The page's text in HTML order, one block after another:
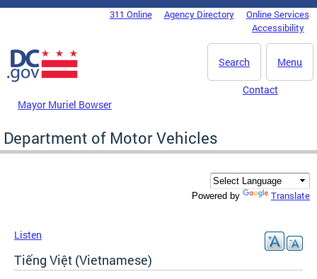
Skip to main content
DC Agency Top Menu311 Online Agency Directory
Online Services
Accessibility
Menu
Search
Mayor Muriel Bowser
Contact
Department of Motor Vehicles
Powered by Translate
Listen
Tiếng Việt (Vietnamese)